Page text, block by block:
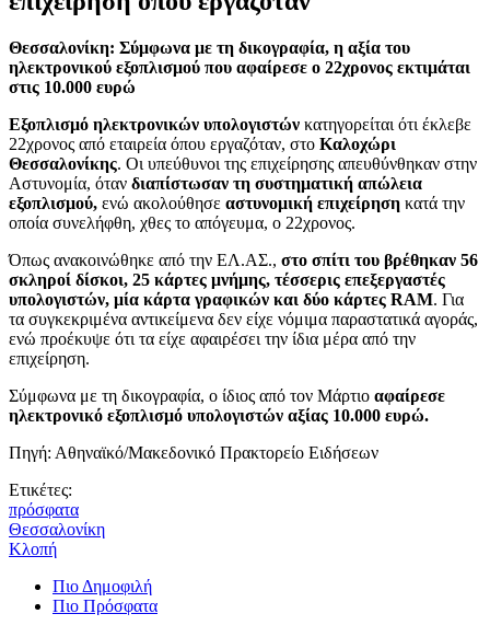
Θεσσαλονίκη: Σύμφωνα με τη δικογραφία, η αξία του
ηλεκτρονικού εξοπλισμού που αφαίρεσε ο 22χρονος εκτιμάται
στις 10.000 ευρώ
Εξοπλισμό ηλεκτρονικών υπολογιστών κατηγορείται ότι έκλεβε
22χρονος από εταιρεία όπου εργαζόταν, στο Καλοχώρι
Θεσσαλονίκης. Οι υπεύθυνοι της επιχείρησης απευθύνθηκαν στην
Αστυνομία, όταν διαπίστωσαν τη συστηματική απώλεια
εξοπλισμού, ενώ ακολούθησε αστυνομική επιχείρηση κατά την
οποία συνελήφθη, χθες το απόγευμα, ο 22χρονος.
Όπως ανακοινώθηκε από την ΕΛ.ΑΣ., στο σπίτι του βρέθηκαν 56
σκληροί δίσκοι, 25 κάρτες μνήμης, τέσσερις επεξεργαστές
υπολογιστών, μία κάρτα γραφικών και δύο κάρτες RAM. Για
τα συγκεκριμένα αντικείμενα δεν είχε νόμιμα παραστατικά αγοράς,
ενώ προέκυψε ότι τα είχε αφαιρέσει την ίδια μέρα από την
επιχείρηση.
Σύμφωνα με τη δικογραφία, ο ίδιος από τον Μάρτιο αφαίρεσε
ηλεκτρονικό εξοπλισμό υπολογιστών αξίας 10.000 ευρώ.
Πηγή: Αθηναϊκό/Μακεδονικό Πρακτορείο Ειδήσεων
Ετικέτες:
πρόσφατα
Θεσσαλονίκη
Κλοπή
Πιο Δημοφιλή
Πιο Πρόσφατα